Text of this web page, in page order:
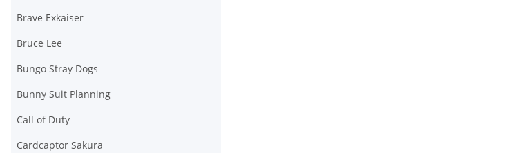
Brave Exkaiser
Bruce Lee
Bungo Stray Dogs
Bunny Suit Planning
Call of Duty
Cardcaptor Sakura